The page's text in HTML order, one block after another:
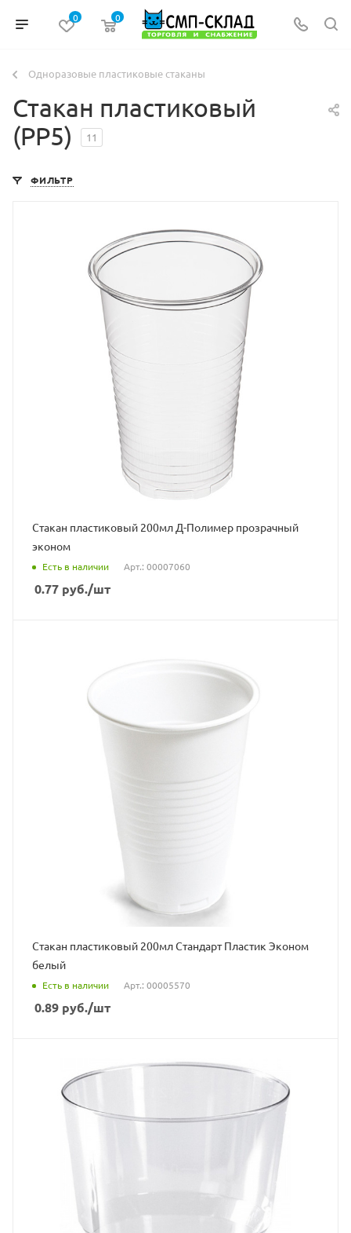
0 0
Одноразовые пластиковые стаканы
Стакан плаcтиковый
(PP5)
11
ФИЛЬТР
Стакан пластиковый 200мл Д-Полимер прозрачный
эконом
Есть в наличии Арт.: 00007060
0.77 руб./шт
Стакан пластиковый 200мл Стандарт Пластик Эконом
белый
Есть в наличии Арт.: 00005570
0.89 руб./шт